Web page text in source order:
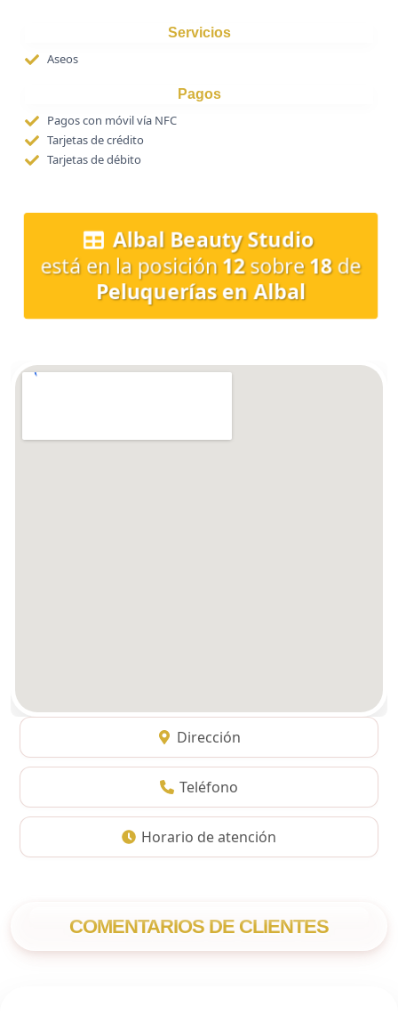
Servicios
Aseos
Pagos
Pagos con móvil vía NFC
Tarjetas de crédito
Tarjetas de débito
Albal Beauty Studio
está en la posición12sobre 18de
Peluquerías en Albal
Dirección
Teléfono
Horario de atención
COMENTARIOS DE CLIENTES